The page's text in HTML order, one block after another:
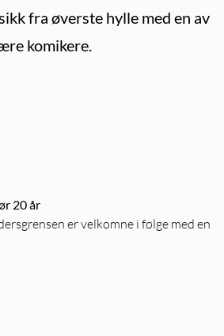
fra øverste hylle med en av
komikere.
20 år
er velkomne i følge med en